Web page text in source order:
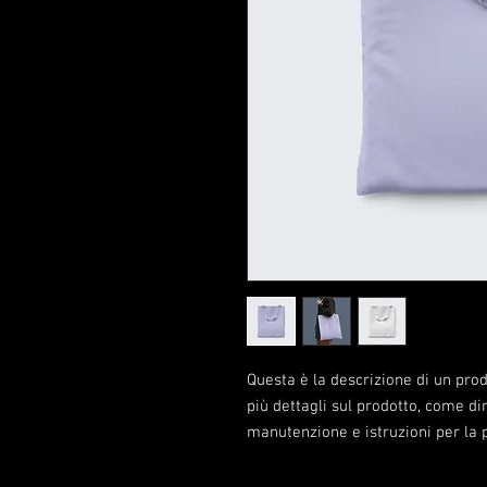
Questa è la descrizione di un
più dettagli sul prodotto, come
manutenzione e istruzioni per la